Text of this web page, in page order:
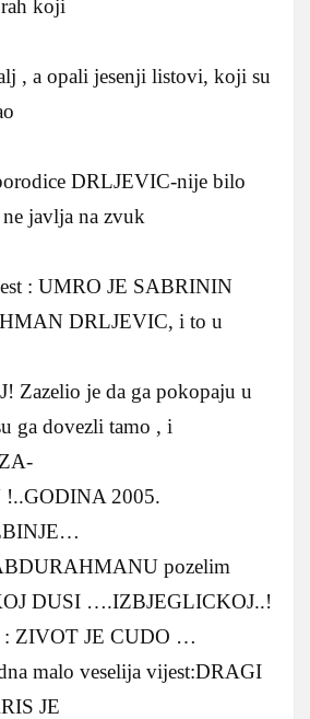
koji
, a opali jesenji listovi, koji su
DRLJEVIC-nije bilo
javlja na zvuk
: UMRO JE SABRININ
DRLJEVIC, i to u
je da ga pokopaju u
ga dovezli tamo , i
2005.
pozelim
DUSI ….IZBJEGLICKOJ..!
ZIVOT JE CUDO …
malo veselija vijest:DRAGI
JE